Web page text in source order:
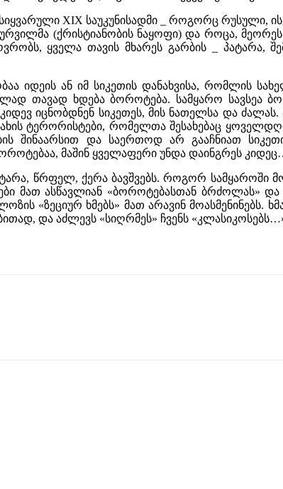
სიყვარული XIX საუკუნისადმი _ როგორც რუსული,
(ქრისტიანობის ნაყოფი) და როცა,
ყველა თავის მხარეს გარბის _ პატარა,
იდეის ან იმ სიკეთის დანახვისა, რომლის
თავად ხდება ბოროტება. სამყარო სავსეა
იცნობდნენ სიკეთეს, მის ნათელსა და
ტერორისტები, რომელთა შესახებაც
შინაარსით და საერთოდ არ გააჩნიათ
მაშინ ყველაფერი უნდა დაინგრეს
წრფელ, ქერა ბავშვებს. როგორ სამყაროში
მათ ასწავლიან «ბოროტებასთან ბრძოლას»
«ზეციურ ხმებს» მათ არავინ მოასმენინებს.
და აძლევს «სიღრმეს» ჩვენს